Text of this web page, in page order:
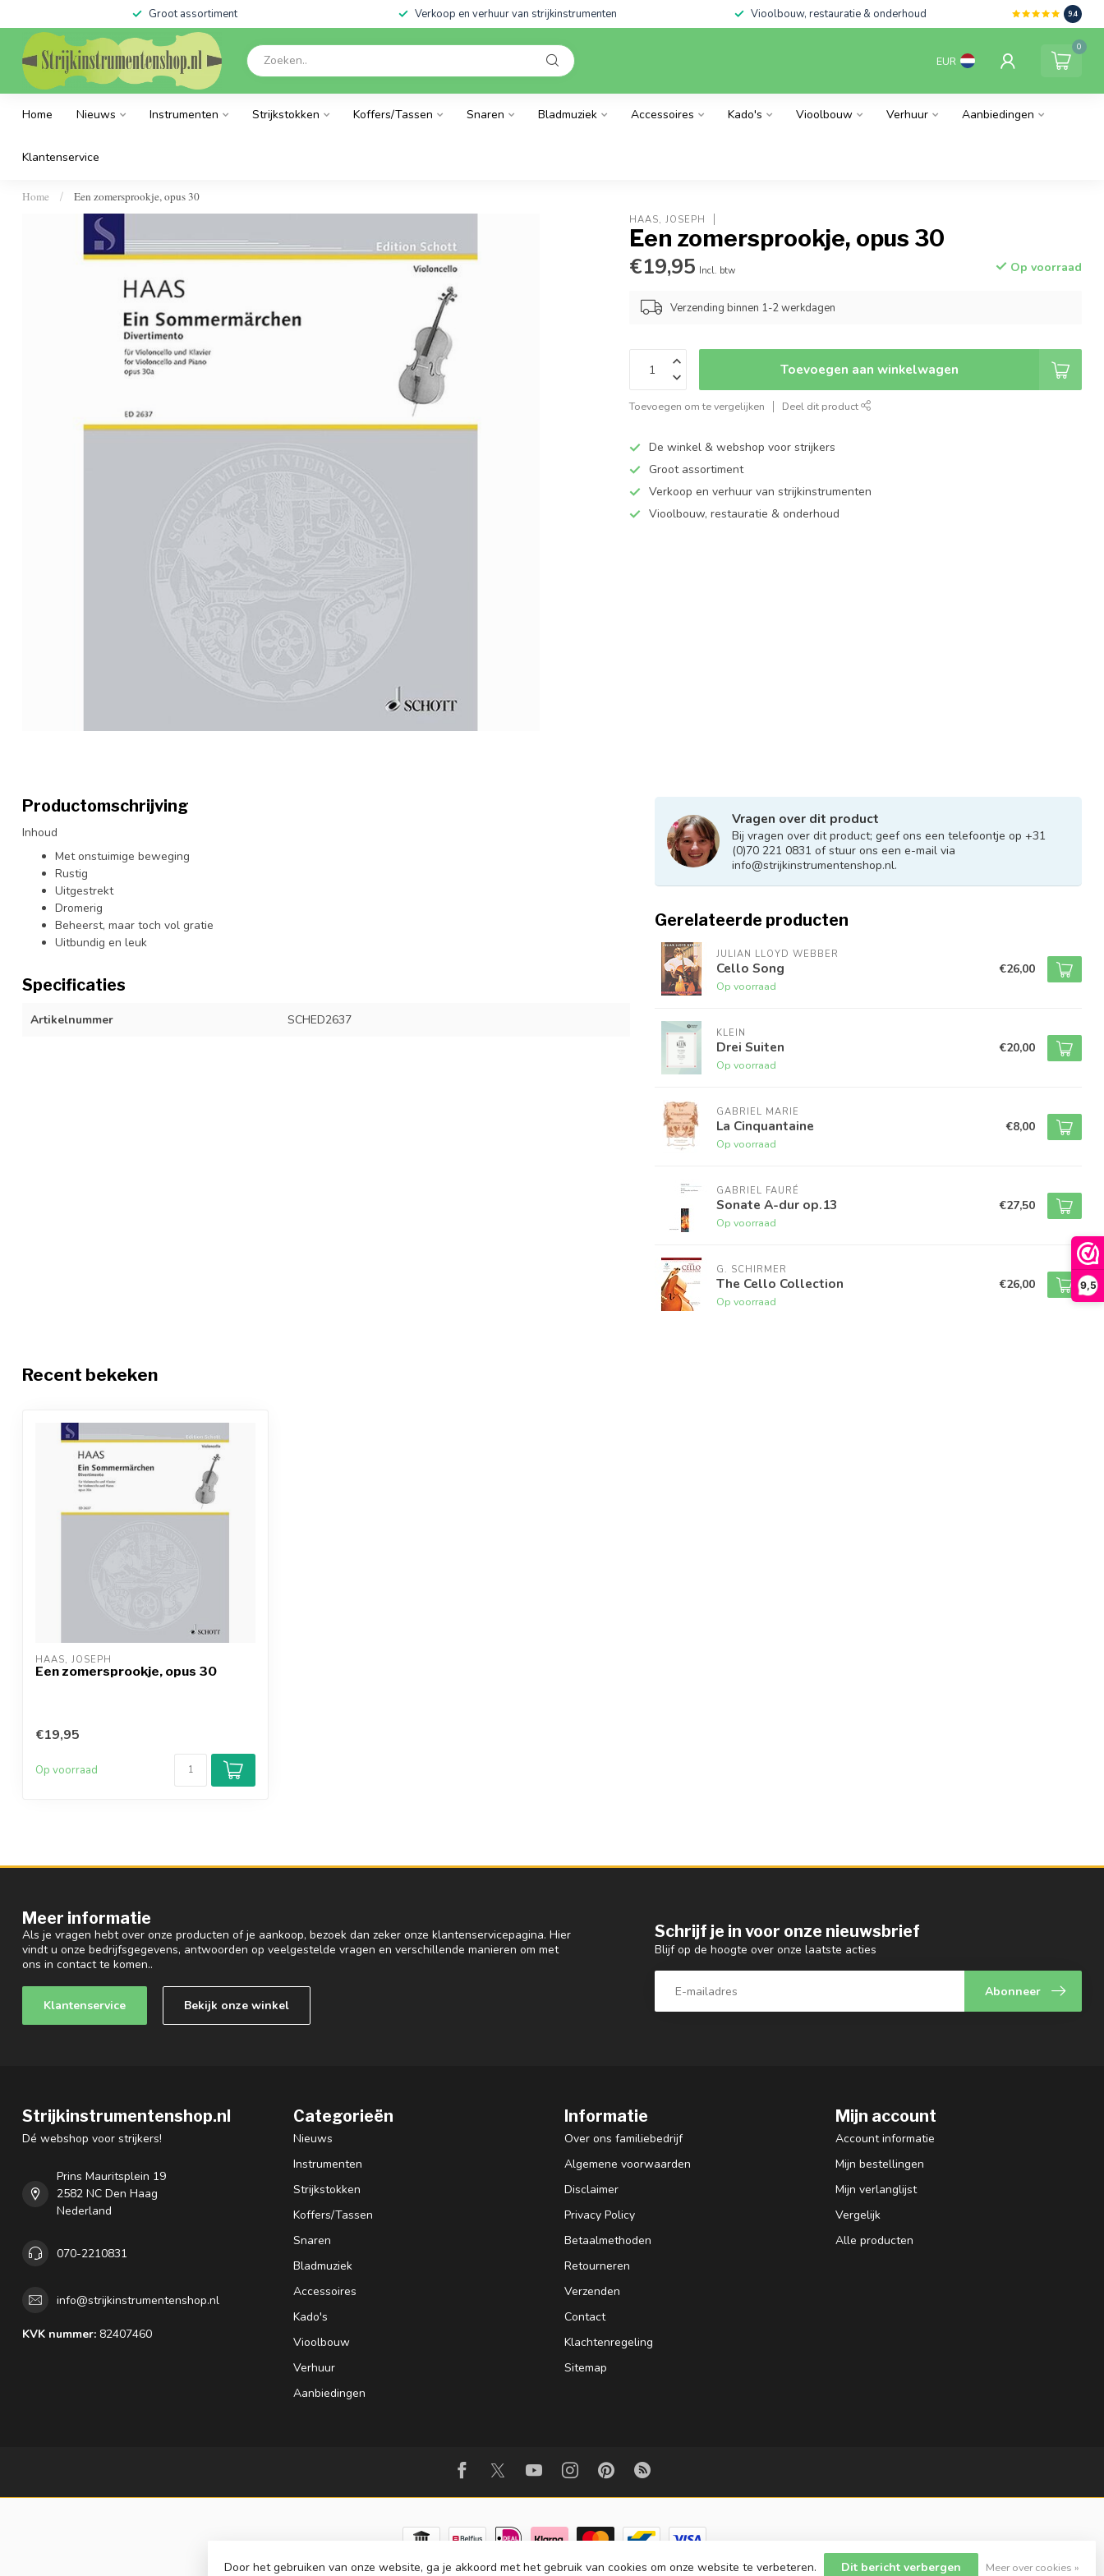
9,5
Groot assortiment Verkoop en verhuur van strijkinstrumenten Vioolbouw, restauratie & onderhoud 9.4
EUR
0
Home Nieuws Instrumenten Strijkstokken Koffers/Tassen Snaren Bladmuziek Accessoires Kado's Vioolbouw Verhuur Aanbiedingen
Klantenservice
Home / Een zomersprookje, opus 30
HAAS, JOSEPH
Een zomersprookje, opus 30
€19,95 Incl. btw Op voorraad
Verzending binnen 1-2 werkdagen
Toevoegen aan winkelwagen
Toevoegen om te vergelijken Deel dit product
De winkel & webshop voor strijkers
Groot assortiment
Verkoop en verhuur van strijkinstrumenten
Vioolbouw, restauratie & onderhoud
Productomschrijving
Inhoud
Met onstuimige beweging
Rustig
Uitgestrekt
Dromerig
Beheerst, maar toch vol gratie
Uitbundig en leuk
Specificaties
Artikelnummer SCHED2637
Vragen over dit product
Bij vragen over dit product; geef ons een telefoontje op +31
(0)70 221 0831 of stuur ons een e-mail via
info@strijkinstrumentenshop.nl.
Gerelateerde producten
JULIAN LLOYD WEBBER
Cello Song
Op voorraad
€26,00
KLEIN
Drei Suiten
Op voorraad
€20,00
GABRIEL MARIE
La Cinquantaine
Op voorraad
€8,00
GABRIEL FAURÉ
Sonate A-dur op.13
Op voorraad
€27,50
G. SCHIRMER
The Cello Collection
Op voorraad
€26,00
Recent bekeken
HAAS, JOSEPH
Een zomersprookje, opus 30
€19,95
Op voorraad
Meer informatie
Als je vragen hebt over onze producten of je aankoop, bezoek dan zeker onze klantenservicepagina. Hier
vindt u onze bedrijfsgegevens, antwoorden op veelgestelde vragen en verschillende manieren om met
ons in contact te komen..
Klantenservice Bekijk onze winkel
Schrijf je in voor onze nieuwsbrief
Blijf op de hoogte over onze laatste acties
Abonneer
Strijkinstrumentenshop.nl
Dé webshop voor strijkers!
Prins Mauritsplein 19
2582 NC Den Haag
Nederland
070-2210831
info@strijkinstrumentenshop.nl
KVK nummer: 82407460
Categorieën
Nieuws
Instrumenten
Strijkstokken
Koffers/Tassen
Snaren
Bladmuziek
Accessoires
Kado's
Vioolbouw
Verhuur
Aanbiedingen
Informatie
Over ons familiebedrijf
Algemene voorwaarden
Disclaimer
Privacy Policy
Betaalmethoden
Retourneren
Verzenden
Contact
Klachtenregeling
Sitemap
Mijn account
Account informatie
Mijn bestellingen
Mijn verlanglijst
Vergelijk
Alle producten
© Copyright 2026 Strijkinstrumentenshop.nl
Door het gebruiken van onze website, ga je akkoord met het gebruik van cookies om onze website te verbeteren. Dit bericht verbergen Meer over cookies »